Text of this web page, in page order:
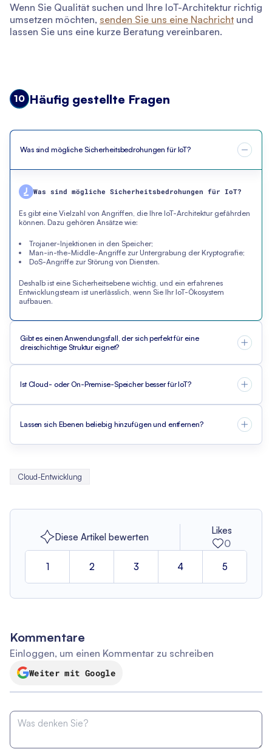
Wenn Sie Qualität suchen und Ihre IoT-Architektur richtig
umsetzen möchten, senden Sie uns eine Nachricht und
lassen Sie uns eine kurze Beratung vereinbaren.
10 Häufig gestellte Fragen
Was sind mögliche Sicherheitsbedrohungen für IoT?
Was sind mögliche Sicherheitsbedrohungen für IoT?
Es gibt eine Vielzahl von Angriffen, die Ihre IoT-Architektur gefährden
können. Dazu gehören Ansätze wie:
Trojaner-Injektionen in den Speicher;
Man-in-the-Middle-Angriffe zur Untergrabung der Kryptografie;
DoS-Angriffe zur Störung von Diensten.
Deshalb ist eine Sicherheitsebene wichtig, und ein erfahrenes
Entwicklungsteam ist unerlässlich, wenn Sie Ihr IoT-Ökosystem
aufbauen.
Gibt es einen Anwendungsfall, der sich perfekt für eine
dreischichtige Struktur eignet?
Ist Cloud- oder On-Premise-Speicher besser für IoT?
Lassen sich Ebenen beliebig hinzufügen und entfernen?
Cloud-Entwicklung
Diese Artikel bewerten
Likes
0
1 2 3 4 5
Kommentare
Einloggen, um einen Kommentar zu schreiben
Weiter mit Google